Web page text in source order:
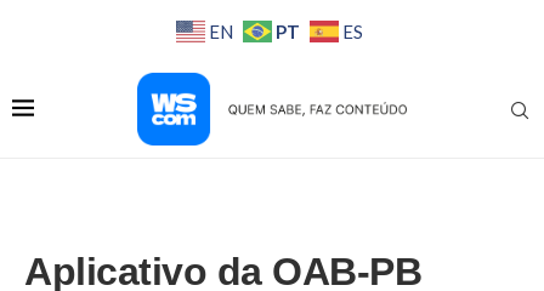
EN PT ES
Aplicativo da OAB-PB